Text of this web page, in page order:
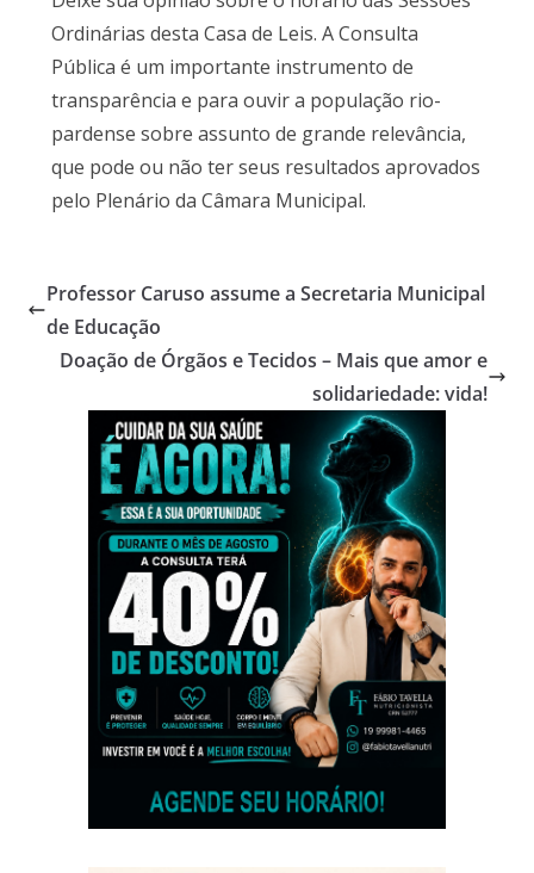
Ordinárias desta Casa de Leis. A Consulta
Pública é um importante instrumento de
transparência e para ouvir a população rio-
pardense sobre assunto de grande relevância,
que pode ou não ter seus resultados aprovados
pelo Plenário da Câmara Municipal.
Professor Caruso assume a Secretaria Municipal
de Educação
Doação de Órgãos e Tecidos – Mais que amor e
solidariedade: vida!